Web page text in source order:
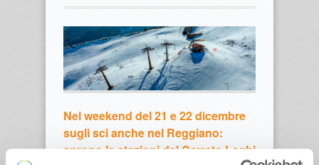
Nel weekend del 21 e 22 dicembre
sugli sci anche nel Reggiano:
aprono le stazioni del Cerreto Laghi